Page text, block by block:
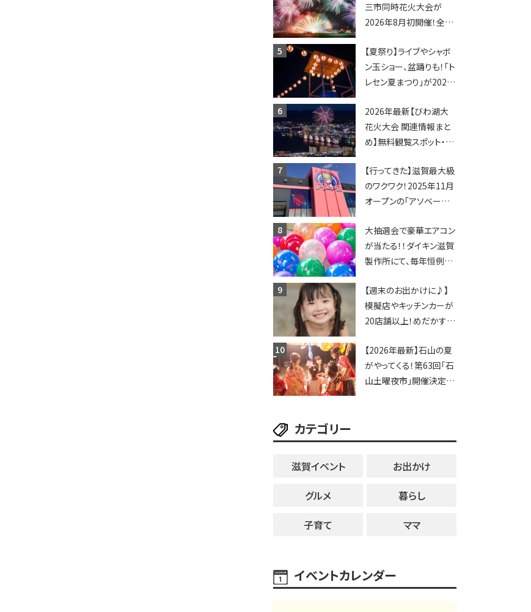
賀2店舗目★
三市同時花火大会が
2026年8月初開催！全席
マーケットも登場♪
【夏祭り】ライブやシャボ
ン玉ショー、盆踊りも！「ト
レセン夏まつり」が2026
2026年最新【びわ湖大
花火大会 関連情報まと
め】無料観覧スポット・同
ップ・交通規制に近隣施
設の駐車場情報なども
要チェック★
【行ってきた】滋賀最大級
のワクワク！2025年11月
オープンの「アソベース
レーンゲームで青果や日
用品までゲットできる新
スポット！
大抽選会で豪華エアコン
が当たる！！ダイキン滋賀
製作所にて、毎年恒例
日】
【週末のお出かけに♪】
模擬店やキッチンカーが
20店舗以上！めだかすく
ソングライターによるライ
ブなど。【和邇ふれあい夏
祭り】
【2026年最新】石山の夏
がやってくる！第63回「石
山土曜夜市」開催決定！
カテゴリー
滋賀イベント
お出かけ
グルメ
暮らし
子育て
ママ
イベントカレンダー